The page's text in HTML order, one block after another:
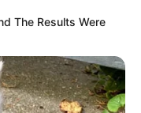
The Results Were